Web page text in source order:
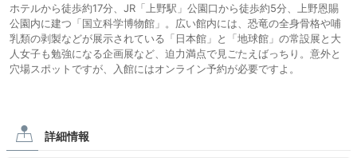
ホテルから徒歩約17分、JR「上野駅」公園口から徒歩約5分、上野恩賜
公園内に建つ「国立科学博物館」。広い館内には、恐竜の全身骨格や哺
乳類の剥製などが展示されている「日本館」と「地球館」の常設展と大
人女子も勉強になる企画展など、迫力満点で見ごたえばっちり。意外と
穴場スポットですが、入館にはオンライン予約が必要ですよ。
詳細情報